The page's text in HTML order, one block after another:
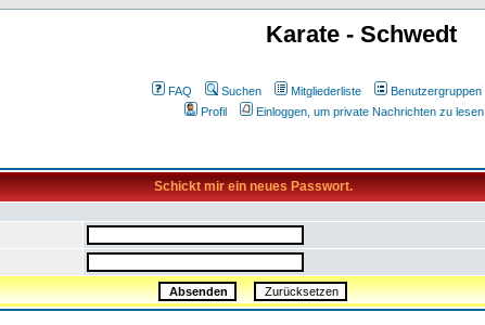
Karate - Schwedt
FAQ Suchen Mitgliederliste Benutzergruppen
Profil
Einloggen, um private Nachrichten zu lesen
Schickt mir ein neues Passwort.